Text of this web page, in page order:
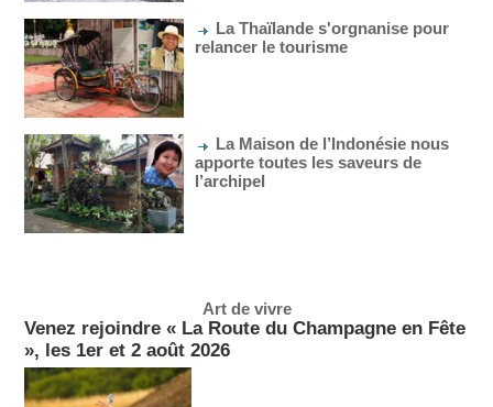
La Thaïlande s'orgnanise pour
relancer le tourisme
La Maison de l’Indonésie nous
apporte toutes les saveurs de
l’archipel
Art de vivre
Venez rejoindre « La Route du Champagne en Fête
», les 1er et 2 août 2026